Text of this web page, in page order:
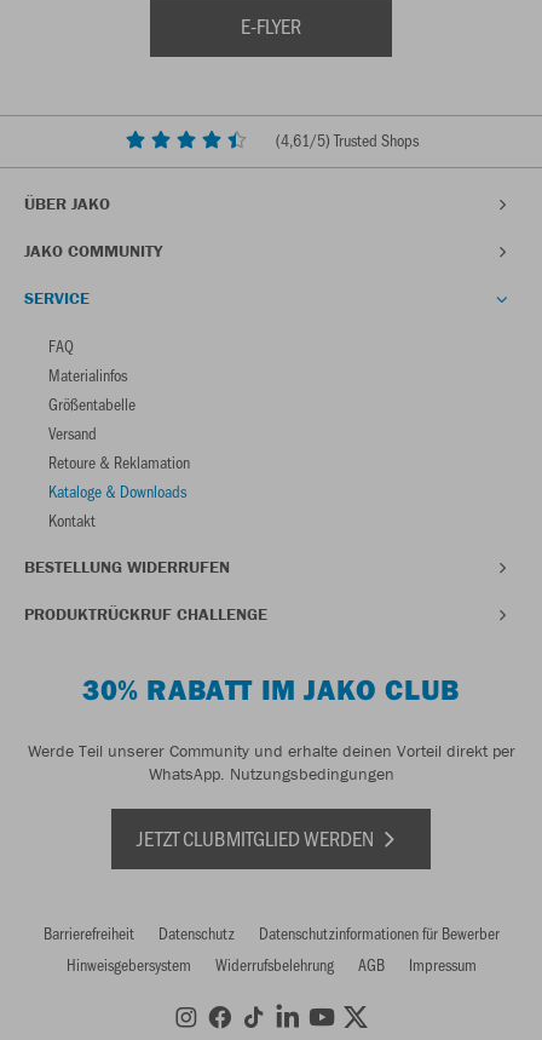
E-FLYER
(4,61/5) Trusted Shops
ÜBER JAKO
JAKO COMMUNITY
SERVICE
FAQ
Materialinfos
Größentabelle
Versand
Retoure & Reklamation
Kataloge & Downloads
Kontakt
BESTELLUNG WIDERRUFEN
PRODUKTRÜCKRUF CHALLENGE
30% RABATT IM JAKO CLUB
Werde Teil unserer Community und erhalte deinen Vorteil direkt per
WhatsApp. Nutzungsbedingungen
JETZT CLUBMITGLIED WERDEN
Barrierefreiheit Datenschutz
Datenschutzinformationen für Bewerber
Hinweisgebersystem
Widerrufsbelehrung AGB Impressum